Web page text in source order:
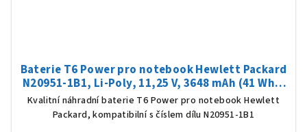
Baterie T6 Power pro notebook Hewlett Packard
N20951-1B1, Li-Poly, 11,25 V, 3648 mAh (41 Wh),
černá
Kvalitní náhradní baterie T6 Power pro notebook Hewlett
Packard, kompatibilní s číslem dílu N20951-1B1